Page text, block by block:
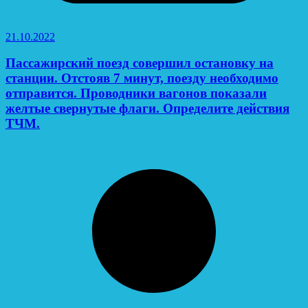
21.10.2022
Пассажирский поезд совершил остановку на
станции. Отстояв 7 минут, поезду необходимо
отправится. Проводники вагонов показали
желтые свернутые флаги. Определите действия
ТЧМ.